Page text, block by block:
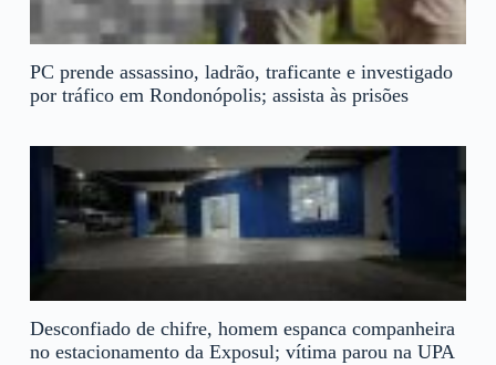
PC prende assassino, ladrão, traficante e investigado
por tráfico em Rondonópolis; assista às prisões
Desconfiado de chifre, homem espanca companheira
no estacionamento da Exposul; vítima parou na UPA